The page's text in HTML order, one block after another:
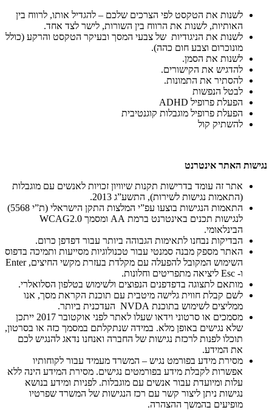
לשנות את הטקסט לפי הצרכים שלכם – להגדיל אותו, לרווח בין
האותיות, לשנות את הרווח בין השורות, לישר לצד אחד.
לשנות את הניגודיות של צבעי המסך ובעיקר הטקסט והרקע (כולל
מונוכרום וצבע חום כהה).
לשנות את הסמן.
להדגיש את הקישורים.
להסתיר את התמונות.
לבטל הנפשות
הפעלת פרופיל ADHD
הפעלת פרופיל מוגבלות קוגנטיבית
להשתיק קול
נגישות האתר אינטרנט
אתר זה עומד בדרישות תקנות שיוויון זכויות לאנשים עם מוגבלות
(התאמות נגישות לשירות), התשע”ג 2013.
התאמות הנגישות בוצעו עפ”י המלצות התקן הישראלי (ת”י 5568)
לנגישות תכנים באינטרנט ברמת AA ומסמך WCAG2.0
הבינלאומי.
הבדיקות נבחנו לתאימות הגבוהה ביותר עבור דפדפן כרום.
האתר מספק מבנה סמנטי עבור טכנולוגיות מסייעות ותמיכה בדפוס
השימוש המקובל להפעלה עם מקלדת בעזרת מקשי החיצים, Enter
ו- Esc ליציאה מתפריטים וחלונות.
מותאם לתצוגה בדפדפנים הנפוצים ולשימוש בטלפון הסלואלרי.
לשם קבלת חווית גלישה מיטבית עם תוכנת הקראת מסך, אנו
ממליצים לשימוש בתוכנת NVDA העדכנית ביותר.
מסמכים או סרטוני וידאו שעלו לאתר לפני אוקטובר 2017 ייתכן
שלא נגישים באופן מלא. במידה שנתקלתם במסמך כזה או בסרטון,
תוכלו לפנות לרכזת נגישות של החברה ואנחנו נדאג להנגיש לכם
את המידע.
מסירת מידע בפורמט נגיש – המשרד מעמיד עבור לקוחותיו
אפשרות לקבלת מידע בפורמטים נגישים. מסירת המידע הינה ללא
עלות ומיועדת עבור אנשים עם מוגבלות. לפניות ומידע בנושא
נגישות ניתן ליצור קשר עם רכז הנגישות של המשרד שפרטיו
מופיעים בהמשך ההצהרה.